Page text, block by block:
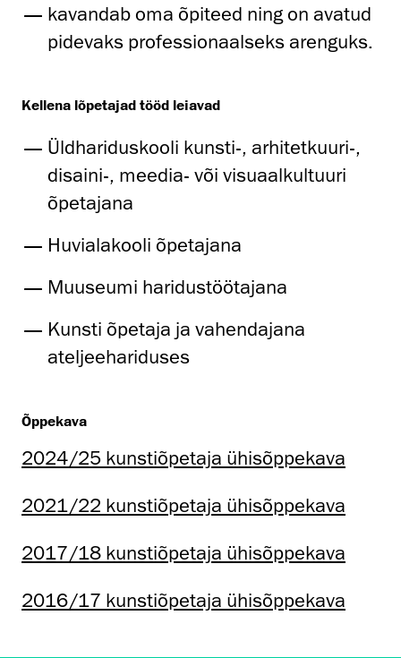
kavandab oma õpiteed ning on avatud
pidevaks professionaalseks arenguks.
Kellena lõpetajad tööd leiavad
Üldhariduskooli kunsti-, arhitetkuuri-,
disaini-, meedia- või visuaalkultuuri
õpetajana
Huvialakooli õpetajana
Muuseumi haridustöötajana
Kunsti õpetaja ja vahendajana
ateljeehariduses
Õppekava
2024/25 kunstiõpetaja ühisõppekava
2021/22 kunstiõpetaja ühisõppekava
2017/18 kunstiõpetaja ühisõppekava
2016/17 kunstiõpetaja ühisõppekava